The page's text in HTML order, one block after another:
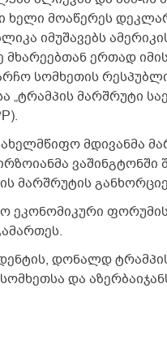
ხელი მოაწერეს
იმუშავებს
ერთად
სომხეთის
„ტრამპის მარშრუტი
მდივანმა
მარშრუტის
ეკონომიკური
დონალდ
და